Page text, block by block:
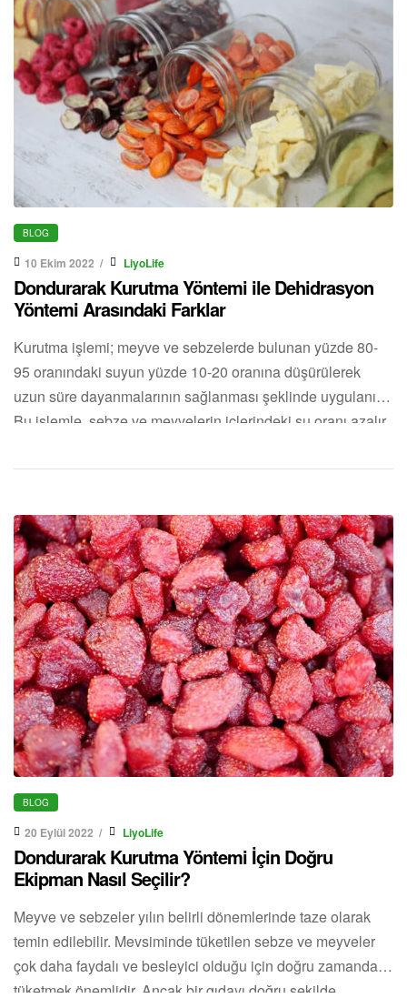
BLOG
10 Ekim 2022 LiyoLife
Dondurarak Kurutma Yöntemi ile Dehidrasyon
Yöntemi Arasındaki Farklar
Kurutma işlemi; meyve ve sebzelerde bulunan yüzde 80-
95 oranındaki suyun yüzde 10-20 oranına düşürülerek
uzun süre dayanmalarının sağlanması şeklinde uygulanır.
Bu işlemle, sebze ve meyvelerin içlerindeki su oranı azalır.
Dehidrasyon yönteminin yanı sıra sıklıkla uygulanmaya
saklama yöntemleri arasında, kurutma birçok şekilde
yapılabilir. Bu yüzden dondurarak kurutma […]
BLOG
20 Eylül 2022 LiyoLife
Dondurarak Kurutma Yöntemi İçin Doğru
Ekipman Nasıl Seçilir?
Meyve ve sebzeler yılın belirli dönemlerinde taze olarak
temin edilebilir. Mevsiminde tüketilen sebze ve meyveler
çok daha faydalı ve besleyici olduğu için doğru zamanda
tüketmek önemlidir. Ancak bir gıdayı doğru şekilde